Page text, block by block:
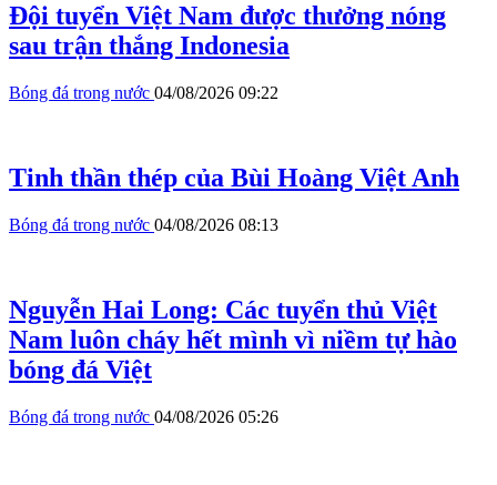
Đội tuyển Việt Nam được thưởng nóng
sau trận thắng Indonesia
Bóng đá trong nước 04/08/2026 09:22
Tinh thần thép của Bùi Hoàng Việt Anh
Bóng đá trong nước 04/08/2026 08:13
Nguyễn Hai Long: Các tuyển thủ Việt
Nam luôn cháy hết mình vì niềm tự hào
bóng đá Việt
Bóng đá trong nước 04/08/2026 05:26